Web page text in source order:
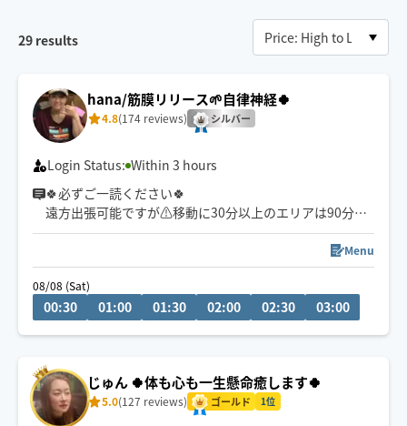
29 results
hana/筋膜リリース🌱自律神経🍀
4.8(174 reviews) シルバー
Login Status: Within 3 hours
🍀必ずご一読ください🍀
遠方出張可能ですが⚠️移動に30分以上のエリアは90分以
上から〜移動60分以上は120分以上メニューから予約可
施術は患部に負担なく筋膜を緩めます🪷不思議と身体が
楽になる施術と言われています。筋肉を破壊するゴリゴ
方の予約をお待ちしております
Menu
08/08 (Sat)
00:30 01:00 01:30 02:00 02:30 03:00
じゅん 🍀体も心も一生懸命癒します🍀
5.0(127 reviews) ゴールド 1位